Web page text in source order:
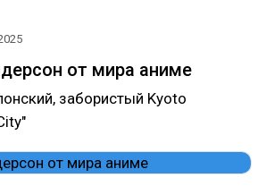
от мира аниме
забористый Kyoto